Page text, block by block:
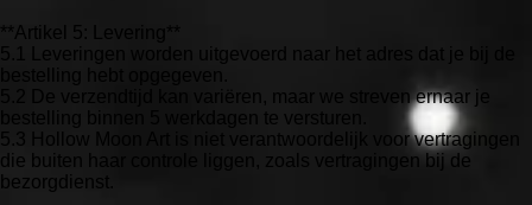
**Artikel 5: Levering**
5.1 Leveringen worden uitgevoerd naar het adres dat je bij de
5.2 De verzendtijd kan variëren, maar we streven ernaar je
bestelling binnen 5 werkdagen te versturen.
5.3 Hollow Moon Art is niet verantwoordelijk voor vertragingen
die buiten haar controle liggen, zoals vertragingen bij de
bezorgdienst.